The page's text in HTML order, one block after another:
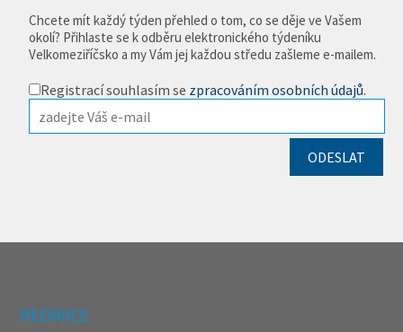
Chcete mít každý týden přehled o tom, co se děje ve Vašem
okolí? Přihlaste se k odběru elektronického týdeníku
Velkomeziříčsko a my Vám jej každou středu zašleme e-mailem.
Registrací souhlasím se zpracováním osobních údajů.
REDAKCE